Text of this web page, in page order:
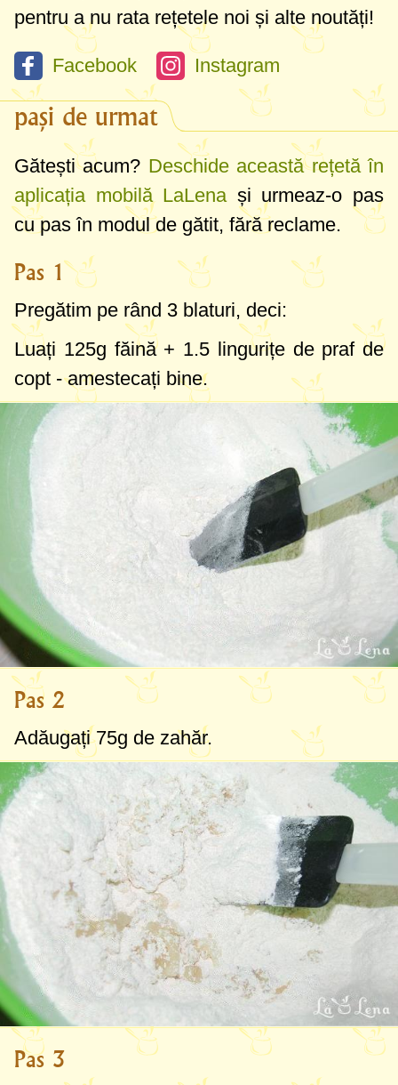
pentru a nu rata rețetele noi și alte noutăți!
Facebook Instagram
pași de urmat
Gătești acum? Deschide această rețetă în
aplicația mobilă LaLena și urmeaz-o pas
cu pas în modul de gătit, fără reclame.
Pas 1
Pregătim pe rând 3 blaturi, deci:
Luați 125g făină + 1.5 lingurițede praf de
copt - amestecați bine.
Pas 2
Adăugați75g de zahăr.
Pas 3